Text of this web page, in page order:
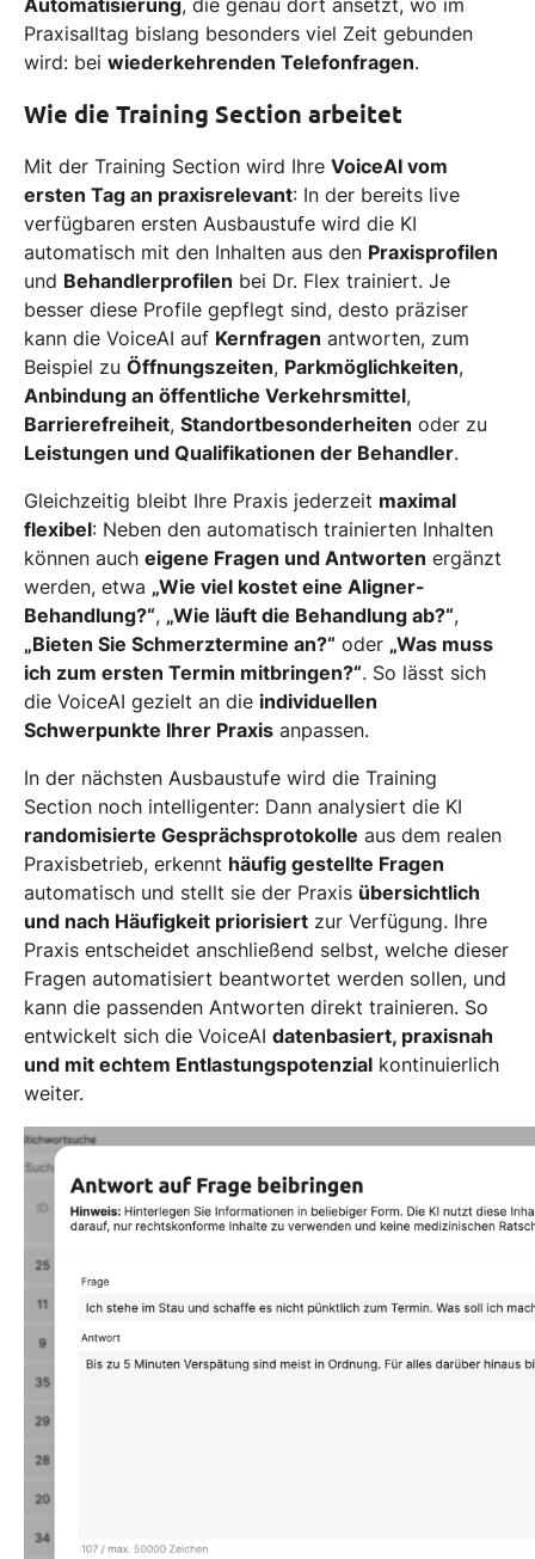
Automatisierung, die genau dort ansetzt, wo im
Praxisalltag bislang besonders viel Zeit gebunden
wird: bei wiederkehrenden Telefonfragen.
Wie die Training Section arbeitet
Mit der Training Section wird Ihre VoiceAI vom
ersten Tag an praxisrelevant: In der bereits live
verfügbaren ersten Ausbaustufe wird die KI
automatisch mit den Inhalten aus den Praxisprofilen
und Behandlerprofilen bei Dr. Flex trainiert. Je
besser diese Profile gepflegt sind, desto präziser
kann die VoiceAI auf Kernfragen antworten, zum
Beispiel zu Öffnungszeiten, Parkmöglichkeiten,
Anbindung an öffentliche Verkehrsmittel,
Barrierefreiheit, Standortbesonderheiten oder zu
Leistungen und Qualifikationen der Behandler.
Gleichzeitig bleibt Ihre Praxis jederzeit maximal
flexibel: Neben den automatisch trainierten Inhalten
können auch eigene Fragen und Antworten ergänzt
werden, etwa „Wie viel kostet eine Aligner-
Behandlung?“, „Wie läuft die Behandlung ab?“,
„Bieten Sie Schmerztermine an?“ oder „Was muss
ich zum ersten Termin mitbringen?“. So lässt sich
die VoiceAI gezielt an die individuellen
Schwerpunkte Ihrer Praxis anpassen.
In der nächsten Ausbaustufe wird die Training
Section noch intelligenter: Dann analysiert die KI
randomisierte Gesprächsprotokolle aus dem realen
Praxisbetrieb, erkennt häufig gestellte Fragen
automatisch und stellt sie der Praxis übersichtlich
und nach Häufigkeit priorisiert zur Verfügung. Ihre
Praxis entscheidet anschließend selbst, welche dieser
Fragen automatisiert beantwortet werden sollen, und
kann die passenden Antworten direkt trainieren. So
entwickelt sich die VoiceAI datenbasiert, praxisnah
und mit echtem Entlastungspotenzial kontinuierlich
weiter.